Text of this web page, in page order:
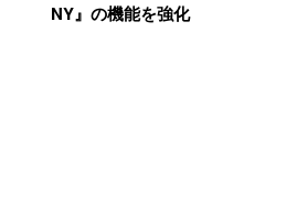
NY』の機能を強化